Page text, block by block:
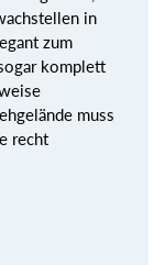
in
zum
komplett
muss
recht